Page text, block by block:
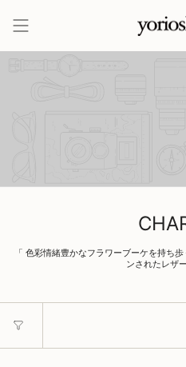
「 色彩情緒豊かなフラワーブーケを持ち
ンされたレザ